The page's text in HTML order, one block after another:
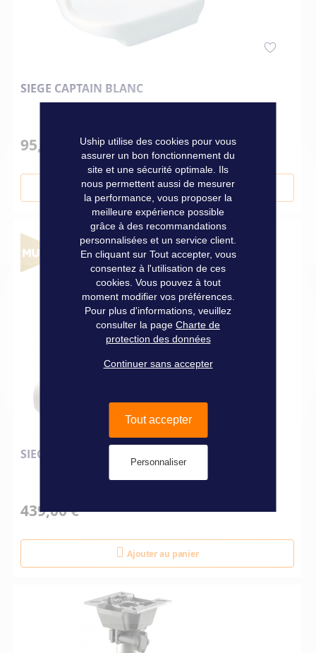
SIEGE CAPTAIN BLANC
95,00 €
Ajouter au panier
SIEGE PILOT SPORT ASSIS/DEBOUT BLANC
439,00 €
Ajouter au panier
Uship utilise des cookies pour vous
assurer un bon fonctionnement du
site et une sécurité optimale. Ils
nous permettent aussi de mesurer
la performance, vous proposer la
meilleure expérience possible
grâce à des recommandations
personnalisées et un service client.
En cliquant sur Tout accepter, vous
consentez à l'utilisation de ces
cookies. Vous pouvez à tout
moment modifier vos préférences.
Pour plus d'informations, veuillez
consulter la page Charte de
protection des données
Continuer sans accepter
Tout accepter
Personnaliser